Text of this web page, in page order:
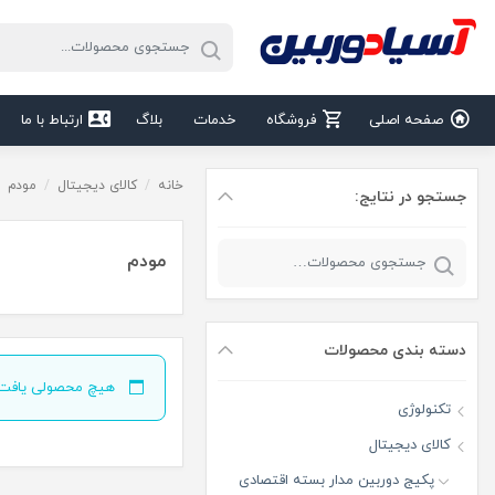
صفحه اصلی فروشگاه خدمات بلاگ ارتباط با ما
جستجو در نتایج:
دسته‌ بندی محصولات
تکنولوژی
کالای دیجیتال
پکیج دوربین مدار بسته اقتصادی
خانه / کالای دیجیتال / مودم
مودم
هیچ محصولی